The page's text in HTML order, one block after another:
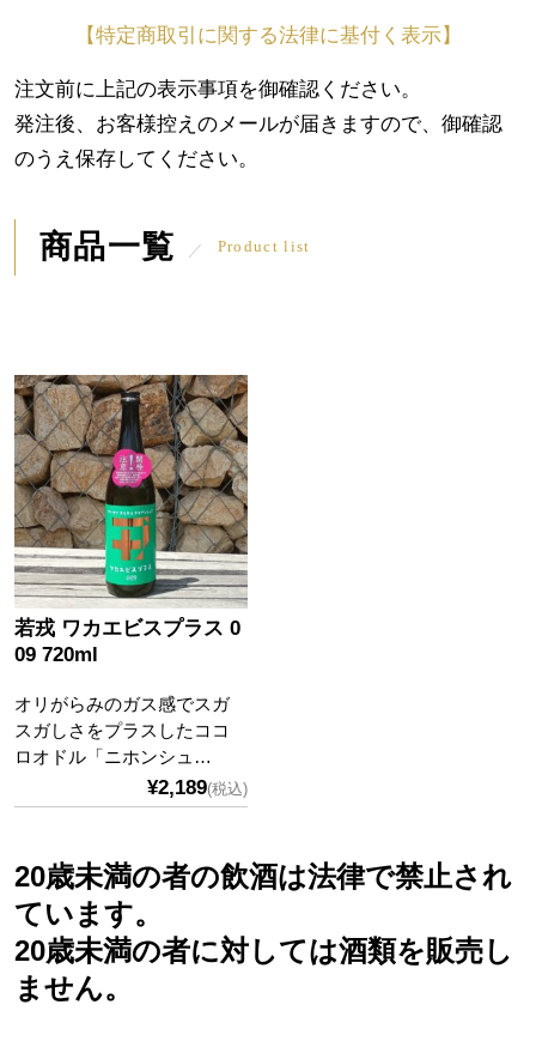
【特定商取引に関する法律に基付く表示】
注文前に上記の表示事項を御確認ください。
発注後、お客様控えのメールが届きますので、御確認
のうえ保存してください。
商品一覧 Product list
若戎 ワカエビスプラス 0
09 720ml
オリがらみのガス感でスガ
スガしさをプラスしたココ
ロオドル「ニホンシュ…
¥2,189(税込)
20歳未満の者の飲酒は法律で禁止され
ています。
20歳未満の者に対しては酒類を販売し
ません。